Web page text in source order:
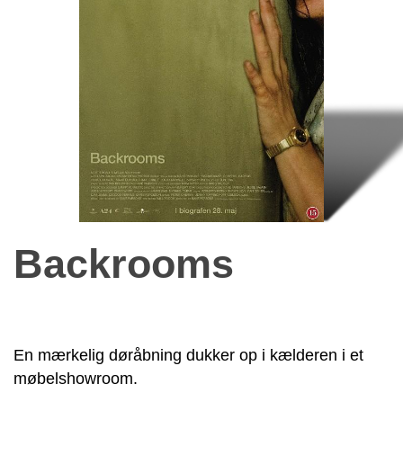
Backrooms
En mærkelig døråbning dukker op i kælderen i et
møbelshowroom.